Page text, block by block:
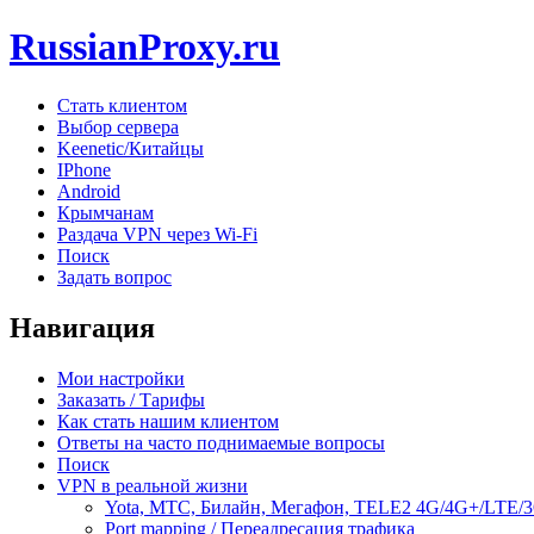
RussianProxy.ru
Стать клиентом
Выбор сервера
Keenetic/Китайцы
IPhone
Android
Крымчанам
Раздача VPN через Wi-Fi
Поиск
Задать вопрос
Навигация
Мои настройки
Заказать / Тарифы
Как стать нашим клиентом
Ответы на часто поднимаемые вопросы
Поиск
VPN в реальной жизни
Yota, МТС, Билайн, Мегафон, TELE2 4G/4G+/LTE/
Port mapping / Переадресация трафика